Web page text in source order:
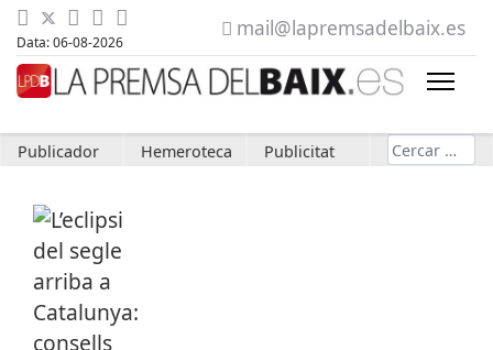
Data: 06-08-2026
mail@lapremsadelbaix.es
Publicador Hemeroteca Publicitat Cerca